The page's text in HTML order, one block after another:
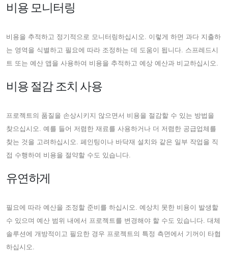
비용 모니터링
비용을 추적하고 정기적으로 모니터링하십시오. 이렇게 하면 과다 지출하
는 영역을 식별하고 필요에 따라 조정하는 데 도움이 됩니다. 스프레드시
트 또는 예산 앱을 사용하여 비용을 추적하고 예상 예산과 비교하십시오.
비용 절감 조치 사용
프로젝트의 품질을 손상시키지 않으면서 비용을 절감할 수 있는 방법을
찾으십시오. 예를 들어 저렴한 재료를 사용하거나 더 저렴한 공급업체를
찾는 것을 고려하십시오. 페인팅이나 바닥재 설치와 같은 일부 작업을 직
접 수행하여 비용을 절약할 수도 있습니다.
유연하게
필요에 따라 예산을 조정할 준비를 하십시오. 예상치 못한 비용이 발생할
수 있으며 예산 범위 내에서 프로젝트를 변경해야 할 수도 있습니다. 대체
솔루션에 개방적이고 필요한 경우 프로젝트의 특정 측면에서 기꺼이 타협
하십시오.